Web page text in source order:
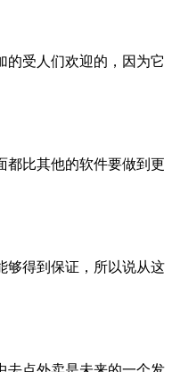
的受人们欢迎的，因为它
都比其他的软件要做到更
够得到保证，所以说从这